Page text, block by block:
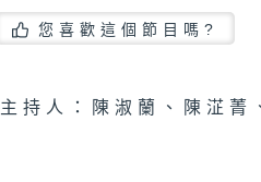
您喜歡這個節目嗎?
主持人：陳淑蘭、陳淽